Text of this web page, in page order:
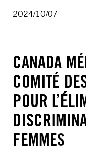
2024/10/07
CANADA
COMITÉ
POUR
FEMMES